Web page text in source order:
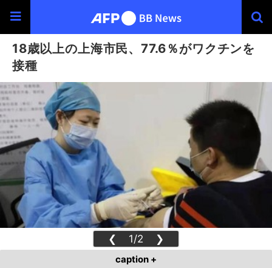
18歳以上の上海市民、77.6％がワクチンを
接種
❮ 1/2 ❯
caption +